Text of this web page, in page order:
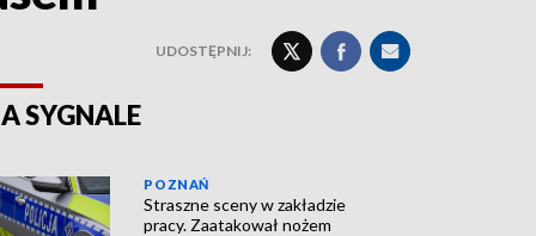
UDOSTĘPNIJ:
SYGNALE
POZNAŃ
Straszne sceny w zakładzie
pracy. Zaatakował nożem